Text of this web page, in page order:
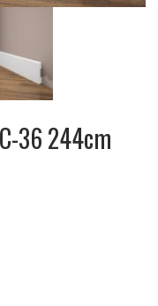
36 244cm